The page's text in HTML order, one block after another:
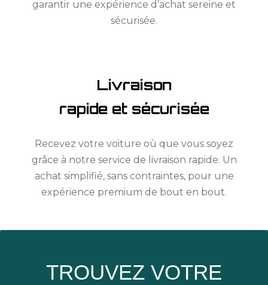
garantir une expérience d’achat sereine et
sécurisée.
Livraison
rapide et sécurisée
Recevez votre voiture où que vous soyez
grâce à notre service de livraison rapide. Un
achat simplifié, sans contraintes, pour une
expérience premium de bout en bout.
TROUVEZ VOTRE